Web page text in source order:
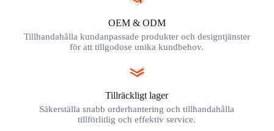
OEM & ODM
Tillhandahålla kundanpassade produkter och designtjänster
för att tillgodose unika kundbehov.
Tillräckligt lager
Säkerställa snabb orderhantering och tillhandahålla
tillförlitlig och effektiv service.